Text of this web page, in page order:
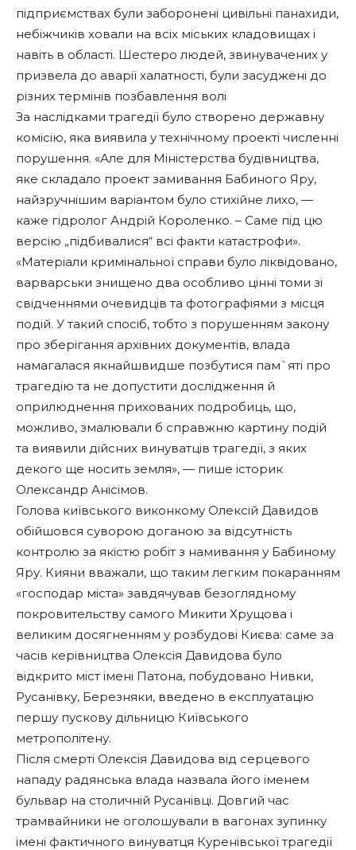
підприємствах були заборонені цивільні панахиди,
небіжчиків ховали на всіх міських кладовищах і
навіть в області. Шестеро людей, звинувачених у
призвела до аварії халатності, були засуджені до
різних термінів позбавлення волі
За наслідками трагедії було створено державну
комісію, яка виявила у технічному проекті численні
порушення. «Але для Міністерства будівництва,
яке складало проект замивання Бабиного Яру,
найзручнішим варіантом було стихійне лихо, —
каже гідролог Андрій Короленко. – Саме під цю
версію „підбивалися“ всі факти катастрофи».
«Матеріали кримінальної справи було ліквідовано,
варварськи знищено два особливо цінні томи зі
свідченнями очевидців та фотографіями з місця
подій. У такий спосіб, тобто з порушенням закону
про зберігання архівних документів, влада
намагалася якнайшвидше позбутися пам`яті про
трагедію та не допустити дослідження й
оприлюднення прихованих подробиць, що,
можливо, змалювали б справжню картину подій
та виявили дійсних винуватців трагедії, з яких
декого ще носить земля», — пише історик
Олександр Анісімов.
Голова київського виконкому Олексій Давидов
обійшовся суворою доганою за відсутність
контролю за якістю робіт з намивання у Бабиному
Яру. Кияни вважали, що таким легким покаранням
«господар міста» завдячував безоглядному
покровительству самого Микити Хрущова і
великим досягненням у розбудові Києва: саме за
часів керівництва Олексія Давидова було
відкрито міст імені Патона, побудовано Нивки,
Русанівку, Березняки, введено в експлуатацію
першу пускову дільницю Київського
метрополітену.
Після смерті Олексія Давидова від серцевого
нападу радянська влада назвала його іменем
бульвар на столичній Русанівці. Довгий час
трамвайники не оголошували в вагонах зупинку
імені фактичного винуватця Куренівської трагедії